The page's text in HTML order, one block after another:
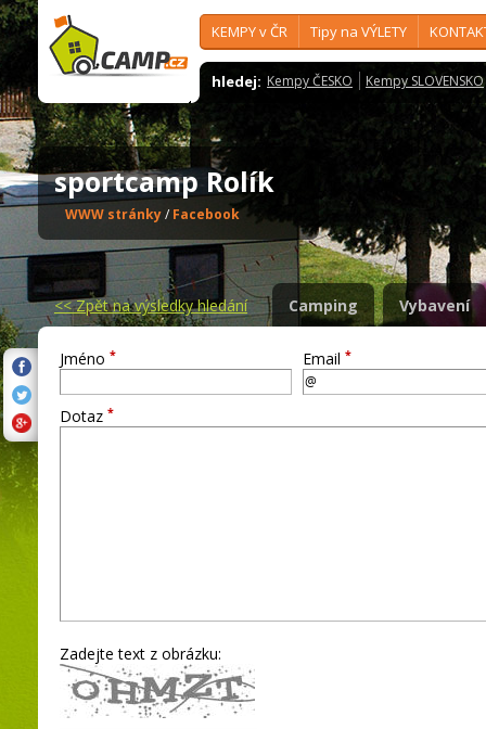
KEMPY v ČR Tipy na VÝLETY
hledej: Kempy ČESKO Kempy SLOVENSKO
sportcamp Rolík
WWW stránky/ Facebook
<<Zpět na výsledky hledání Camping Vybavení
Jméno * Email *
Dotaz *
Zadejte text z obrázku: